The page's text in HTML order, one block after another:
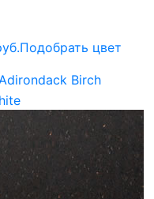
Подобрать цвет